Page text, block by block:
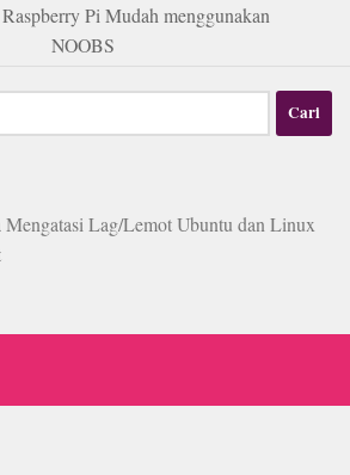
Pi Mudah menggunakan
NOOBS
Mengatasi Lag/Lemot Ubuntu dan Linux